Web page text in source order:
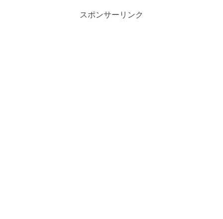
スポンサーリンク